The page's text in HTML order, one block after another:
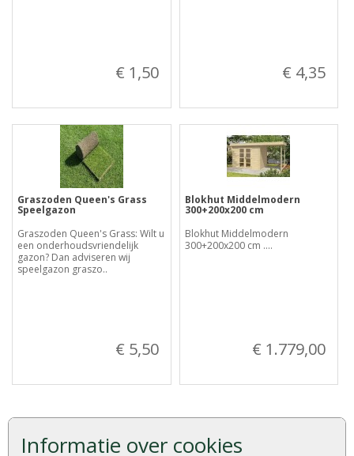
Informatie over cookies
€ 1,50 € 4,35
Graszoden Queen's Grass
Speelgazon
Graszoden Queen's Grass: Wilt u
een onderhoudsvriendelijk
gazon? Dan adviseren wij
speelgazon graszo..
€ 5,50
Blokhut Middelmodern
300+200x200 cm
Blokhut Middelmodern
300+200x200 cm ....
€ 1.779,00